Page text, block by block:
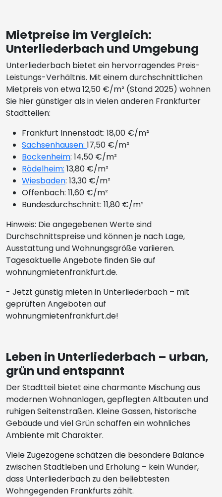
Mietpreise im Vergleich:
Unterliederbach und Umgebung
Unterliederbach bietet ein hervorragendes Preis-
Leistungs-Verhältnis. Mit einem durchschnittlichen
Mietpreis von etwa 12,50 €/m² (Stand 2025) wohnen
Sie hier günstiger als in vielen anderen Frankfurter
Stadtteilen:
Frankfurt Innenstadt: 18,00 €/m²
Sachsenhausen: 17,50 €/m²
Bockenheim: 14,50 €/m²
Rödelheim: 13,80 €/m²
Wiesbaden: 13,30 €/m²
Offenbach: 11,60 €/m²
Bundesdurchschnitt: 11,80 €/m²
Hinweis: Die angegebenen Werte sind
Durchschnittspreise und können je nach Lage,
Ausstattung und Wohnungsgröße variieren.
Tagesaktuelle Angebote finden Sie auf
wohnungmietenfrankfurt.de.
- Jetzt günstig mieten in Unterliederbach – mit
geprüften Angeboten auf
wohnungmietenfrankfurt.de!
Leben in Unterliederbach – urban,
grün und entspannt
Der Stadtteil bietet eine charmante Mischung aus
modernen Wohnanlagen, gepflegten Altbauten und
ruhigen Seitenstraßen. Kleine Gassen, historische
Gebäude und viel Grün schaffen ein wohnliches
Ambiente mit Charakter.
Viele Zugezogene schätzen die besondere Balance
zwischen Stadtleben und Erholung – kein Wunder,
dass Unterliederbach zu den beliebtesten
Wohngegenden Frankfurts zählt.